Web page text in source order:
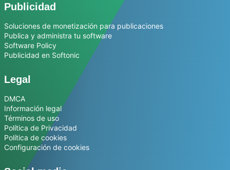
Publicidad
Soluciones de monetización para publicaciones
Publica y administra tu software
Software Policy
Publicidad en Softonic
Legal
DMCA
Información legal
Términos de uso
Política de Privacidad
Política de cookies
Configuración de cookies